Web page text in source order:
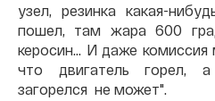
узел, резинка какая-
пошел, там жара 600
керосин... И даже комиссия
что двигатель горел,
загорелся не может".